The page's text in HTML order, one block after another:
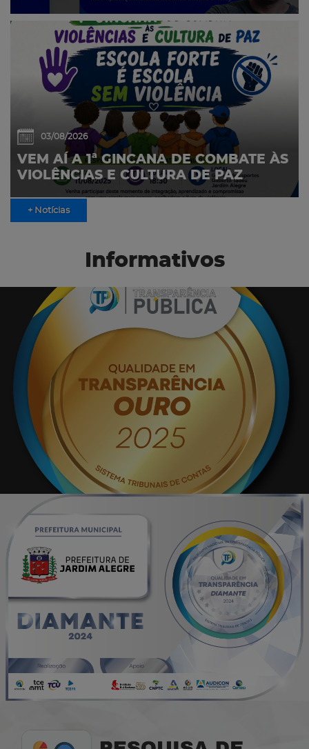
03/08/2026
VEM AÍ A 1ª GINCANA DE COMBATE ÀS
VIOLÊNCIAS E CULTURA DE PAZ
+ Notícias
Informativos